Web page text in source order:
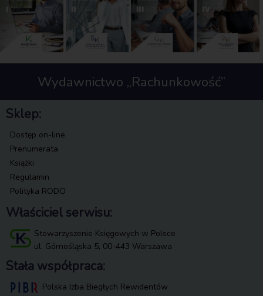
Wydawnictwo „Rachunkowość”
Sklep:
Dostęp on-line
Prenumerata
Książki
Regulamin
Polityka RODO
Właściciel serwisu:
Stowarzyszenie Księgowych w Polsce
ul. Górnośląska 5, 00-443 Warszawa
Stała współpraca:
Polska Izba Biegłych Rewidentów